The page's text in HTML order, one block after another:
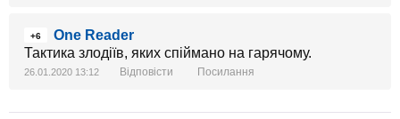
+6
One Reader
Тактика злодіїв, яких спіймано на гарячому.
26.01.2020 13:12 Відповісти Посилання